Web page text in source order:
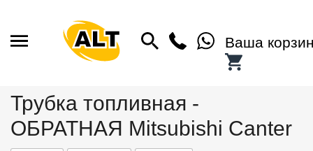
Ваша
Трубка топливная -
ОБРАТНАЯ Mitsubishi Canter